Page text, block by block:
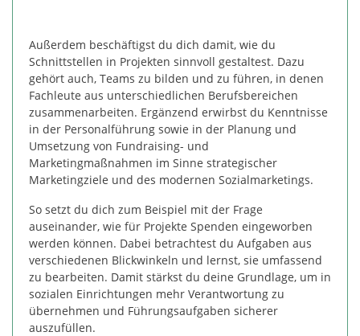
Außerdem beschäftigst du dich damit, wie du
Schnittstellen in Projekten sinnvoll gestaltest. Dazu
gehört auch, Teams zu bilden und zu führen, in denen
Fachleute aus unterschiedlichen Berufsbereichen
zusammenarbeiten. Ergänzend erwirbst du Kenntnisse
in der Personalführung sowie in der Planung und
Umsetzung von Fundraising- und
Marketingmaßnahmen im Sinne strategischer
Marketingziele und des modernen Sozialmarketings.
So setzt du dich zum Beispiel mit der Frage
auseinander, wie für Projekte Spenden eingeworben
werden können. Dabei betrachtest du Aufgaben aus
verschiedenen Blickwinkeln und lernst, sie umfassend
zu bearbeiten. Damit stärkst du deine Grundlage, um in
sozialen Einrichtungen mehr Verantwortung zu
übernehmen und Führungsaufgaben sicherer
auszufüllen.